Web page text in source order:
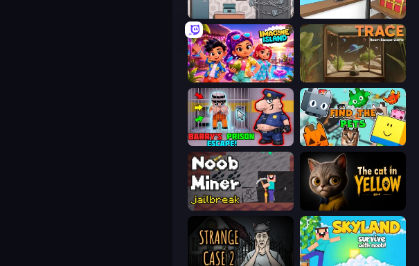
Cube Stories: Escape Game Cafe Escape
Imagine Island TRACE
Barry's Prison Escape! Find The Pets
Noob Miner: Escape From Prison The Cat in Yellow